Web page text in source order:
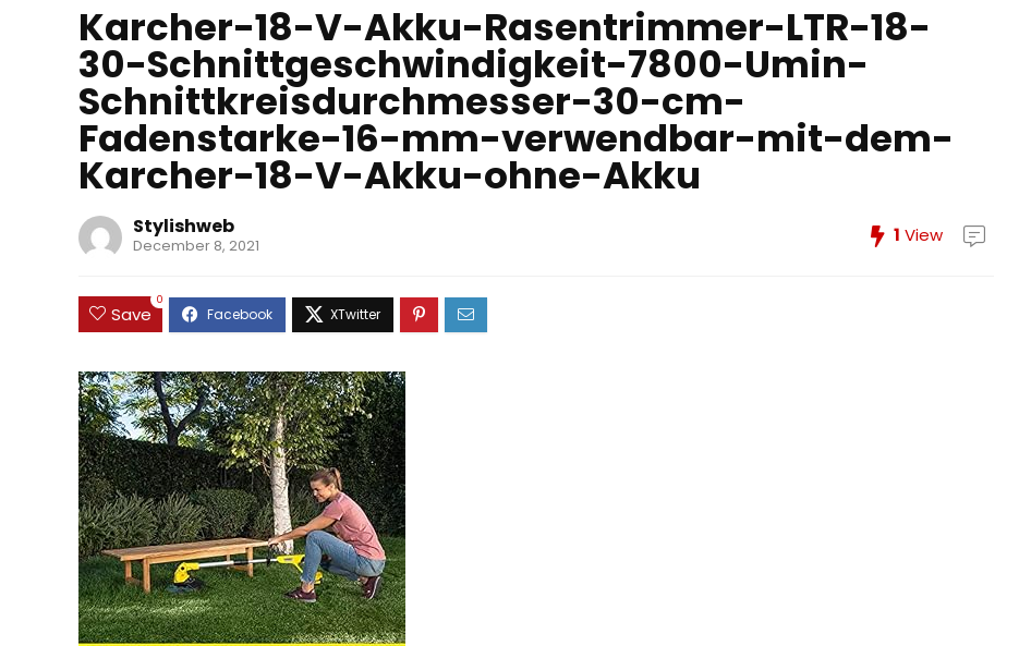
Karcher-18-V-Akku-Rasentrimmer-LTR-18-
30-Schnittgeschwindigkeit-7800-Umin-
Schnittkreisdurchmesser-30-cm-
Fadenstarke-16-mm-verwendbar-mit-dem-
Karcher-18-V-Akku-ohne-Akku
Stylishweb
December 8, 2021 1 View
Save
0